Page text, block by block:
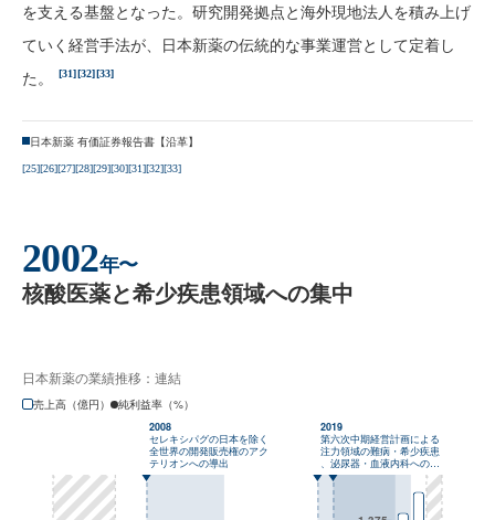
を支える基盤となった。研究開発拠点と海外現地法人を積み上げ
ていく経営手法が、日本新薬の伝統的な事業運営として定着し
た。
[31][32][33]
日本新薬 有価証券報告書【沿革】
[25][26][27][28][29][30][31][32][33]
2002年〜
核酸医薬と希少疾患領域への集中
日本新薬の業績推移：連結
売上高（億円）
純利益率（%）